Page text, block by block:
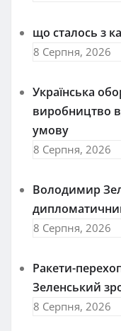
що сталось з
8 Серпня, 2026
Українська
виробництво
умову
8 Серпня, 2026
Володимир
8 Серпня, 2026
Ракети-
Зеленський
8 Серпня, 2026